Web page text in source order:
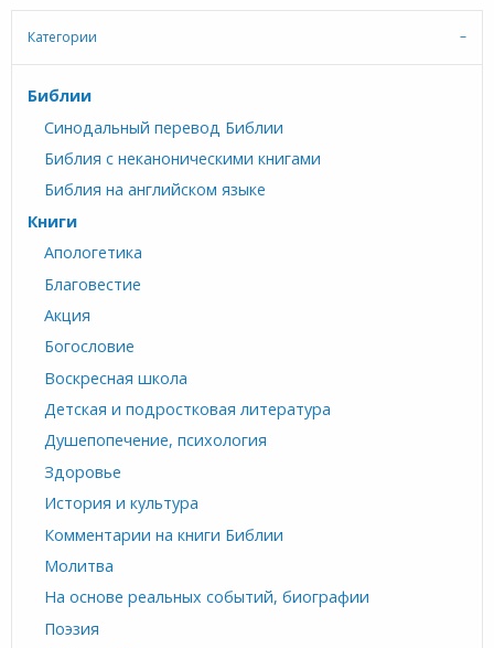
Категории
Библии
Синодальный перевод Библии
Библия с неканоническими книгами
Библия на английском языке
Книги
Апологетика
Благовестие
Акция
Богословие
Воскресная школа
Детская и подростковая литература
Душепопечение, психология
Здоровье
История и культура
Комментарии на книги Библии
Молитва
На основе реальных событий, биографии
Поэзия